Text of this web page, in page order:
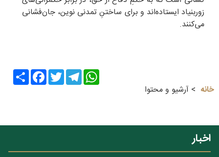
زوربنیاد ایستاده‌اند و برای ساختنِ تمدنی نوین، جان‌فشانی
می‌کنند.
Share
FacebookTwitter
Telegram
WhatsApp
خانه
آرشیو و محتوا
اخبار